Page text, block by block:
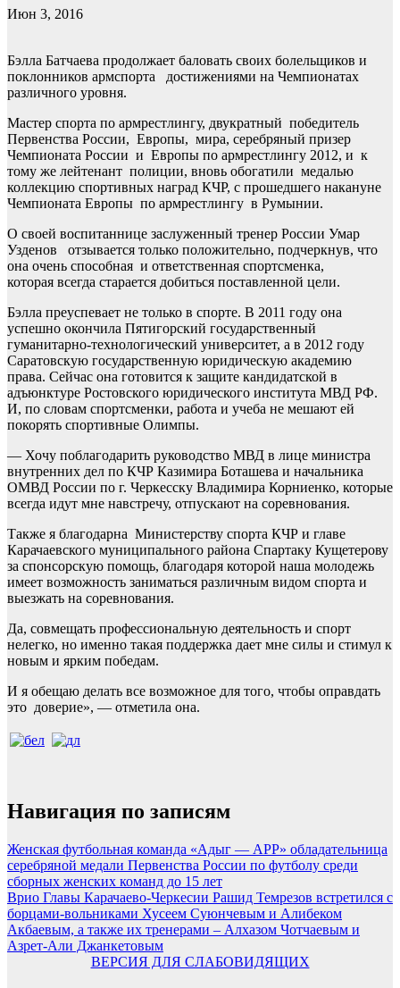
Июн 3, 2016
Бэлла Батчаева продолжает баловать своих болельщиков и
поклонников армспорта достижениями на Чемпионатах
различного уровня.
Мастер спорта по армрестлингу, двукратный победитель
Первенства России, Европы, мира, серебряный призер
Чемпионата России и Европы по армрестлингу 2012, и к
тому же лейтенант полиции, вновь обогатили медалью
коллекцию спортивных наград КЧР, с прошедшего накануне
Чемпионата Европы по армрестлингу в Румынии.
О своей воспитаннице заслуженный тренер России Умар
Узденов отзывается только положительно, подчеркнув, что
она очень способная и ответственная спортсменка,
которая всегда старается добиться поставленной цели.
Бэлла преуспевает не только в спорте. В 2011 году она
успешно окончила Пятигорский государственный
гуманитарно-технологический университет, а в 2012 году
Саратовскую государственную юридическую академию
права. Сейчас она готовится к защите кандидатской в
адъюнктуре Ростовского юридического института МВД РФ.
И, по словам спортсменки, работа и учеба не мешают ей
покорять спортивные Олимпы.
— Хочу поблагодарить руководство МВД в лице министра
внутренних дел по КЧР Казимира Боташева и начальника
ОМВД России по г. Черкесску Владимира Корниенко, которые
всегда идут мне навстречу, отпускают на соревнования.
Также я благодарна Министерству спорта КЧР и главе
Карачаевского муниципального района Спартаку Кущетерову
за спонсорскую помощь, благодаря которой наша молодежь
имеет возможность заниматься различным видом спорта и
выезжать на соревнования.
Да, совмещать профессиональную деятельность и спорт
нелегко, но именно такая поддержка дает мне силы и стимул к
новым и ярким победам.
И я обещаю делать все возможное для того, чтобы оправдать
это доверие», — отметила она.
Навигация по записям
Женская футбольная команда «Адыг — АРР» обладательница
серебряной медали Первенства России по футболу среди
сборных женских команд до 15 лет
Врио Главы Карачаево-Черкесии Рашид Темрезов встретился с
борцами-вольниками Хусеем Суюнчевым и Алибеком
Акбаевым, а также их тренерами – Алхазом Чотчаевым и
Азрет-Али Джанкетовым
ВЕРСИЯ ДЛЯ СЛАБОВИДЯЩИХ